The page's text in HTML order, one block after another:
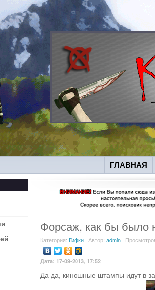
ГЛАВНАЯ
Форсаж, как бы было
Категория: Гифки| Автор: admin|
Дата: 17-09-2013, 17:52
Да да, киношные штампы идут в